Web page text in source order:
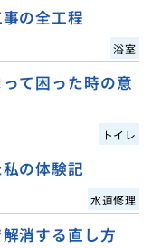
の全工程
浴室
て困った時の意
トイレ
の体験記
水道修理
消する直し方